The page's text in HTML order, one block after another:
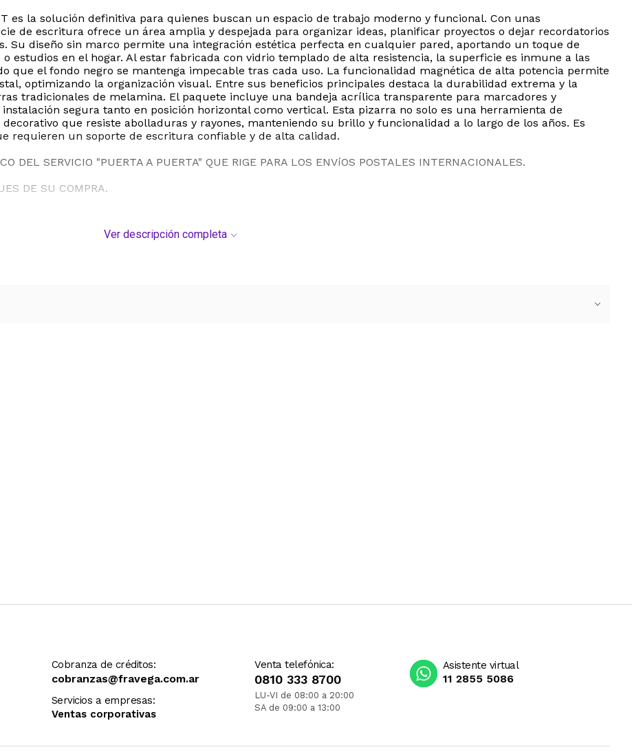
es la solución definitiva para quienes buscan un espacio de trabajo moderno y funcional. Con unas
de escritura ofrece un área amplia y despejada para organizar ideas, planificar proyectos o dejar recordatorios
Su diseño sin marco permite una integración estética perfecta en cualquier pared, aportando un toque de
estudios en el hogar. Al estar fabricada con vidrio templado de alta resistencia, la superficie es inmune a las
que el fondo negro se mantenga impecable tras cada uso. La funcionalidad magnética de alta potencia permite
optimizando la organización visual. Entre sus beneficios principales destaca la durabilidad extrema y la
tradicionales de melamina. El paquete incluye una bandeja acrílica transparente para marcadores y
segura tanto en posición horizontal como vertical. Esta pizarra no solo es una herramienta de
que resiste abolladuras y rayones, manteniendo su brillo y funcionalidad a lo largo de los años. Es
requieren un soporte de escritura confiable y de alta calidad.
DEL SERVICIO "PUERTA A PUERTA" QUE RIGE PARA LOS ENVíOS POSTALES INTERNACIONALES.
DE SU COMPRA.
Ver descripción completa
Cobranza de créditos:
cobranzas@fravega.com.ar
Servicios a empresas:
Ventas corporativas
Venta telefónica:
0810 333 8700
LU-VI de 08:00 a 20:00
SA de 09:00 a 13:00
Asistente virtual
11 2855 5086